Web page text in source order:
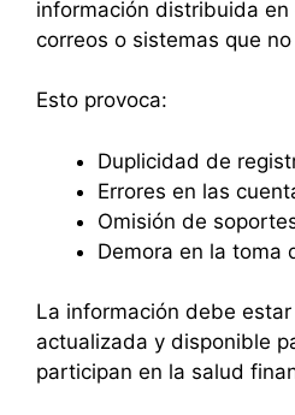
información distribuida
correos o sistemas que
Esto provoca:
Duplicidad de
Errores en las
Omisión de
Demora en la toma
La información debe
actualizada y disponible
participan en la salud